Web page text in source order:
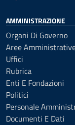
AMMINISTRAZIONE
Organi Di Governo
Aree
Uffici
Rubrica
Enti E Fondazioni
Politici
Personale
Documenti E Dati